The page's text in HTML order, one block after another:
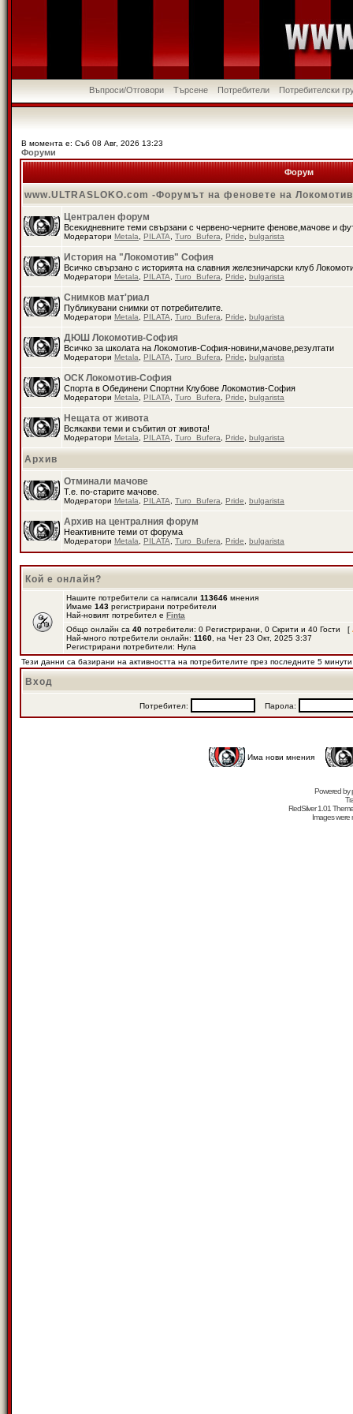
Въпроси/Отговори Търсене Потребители Потребителски
В момента е: Съб 08 Авг, 2026 13:23
Форуми
Форум
www.ULTRASLOKO.com -Форумът на феновете на
Централен форум
Всекидневните теми свързани с червено-черните фенове,мачове и
Модератори Metala PILATA Turo_Bufera Pride bulgarista
История на "Локомотив" София
Всичко свързано с историята на славния железничарски клуб
Модератори Metala PILATA Turo_Bufera Pride bulgarista
Снимков мат'риал
Публикувани снимки от потребителите.
Модератори Metala PILATA Turo_Bufera Pride bulgarista
ДЮШ Локомотив-София
Всичко за школата на Локомотив-София-новини,мачове,резултати
Модератори Metala PILATA Turo_Bufera Pride bulgarista
ОСК Локомотив-София
Спорта в Обединени Спортни Клубове Локомотив-София
Модератори Metala PILATA Turo_Bufera Pride bulgarista
Нещата от живота
Всякакви теми и събития от живота!
Модератори Metala PILATA Turo_Bufera Pride bulgarista
Архив
Отминали мачове
Т.е. по-старите мачове.
Модератори Metala PILATA Turo_Bufera Pride bulgarista
Архив на централния форум
Неактивните теми от форума
Модератори Metala PILATA Turo_Bufera Pride bulgarista
Кой е онлайн?
Нашите потребители са написали 113646 мнения
Имаме 143 регистрирани потребители
Най-новият потребител е Finta
Общо онлайн са 40 потребители: 0 Регистрирани, 0 Скрити и 40 Гости [
Най-много потребители онлайн: 1160 , на Чет 23 Окт, 2025 3:37
Регистрирани потребители: Нула
Тези данни са базирани на активността на потребителите през последните 5 минути
Вход
Потребител: Парола:
Има нови мнения
Powered by
RedSilver 1.01
Images were